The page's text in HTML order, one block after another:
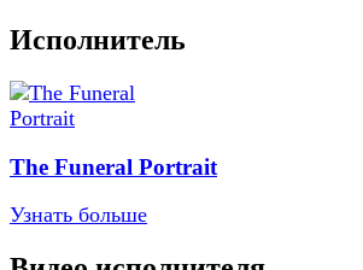
Исполнитель
The Funeral Portrait
Узнать больше